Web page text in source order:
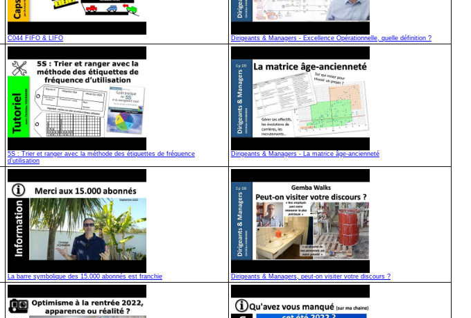
C044 FIFO & LIFO Dirigeants & Managers - Excellence Opérationnelle, quelle définition ?
5S : Trier et ranger avec la méthode des étiquettes de fréquence
d’utilisation
Dirigeants & Managers - La matrice âge-ancienneté
La barre symbolique des 15.000 abonnés est franchie Dirigeants & Managers, peut-on visiter votre discours ?